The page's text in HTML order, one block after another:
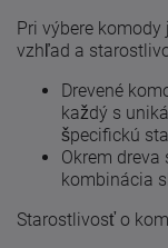
Pri výbere
vzhľad a
Drevené
každý s
špecifickú
Okrem
kombinácia
Starostlivosť o